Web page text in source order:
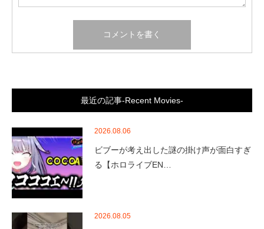
最近の記事-Recent Movies-
2026.08.06
ビブーが考え出した謎の掛け声が面白すぎ
る【ホロライブEN…
2026.08.05